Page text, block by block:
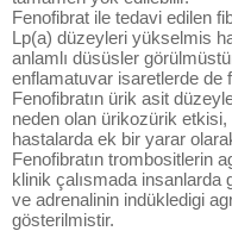
Fenofibrat ile tedavi edilen
Lp(a) düzeyleri yükselmis
anlamlı düsüsler
enflamatuvar isaretlerde de
Fenofibratın ürik asit
neden olan ürikozürik
hastalarda ek bir yarar
Fenofibratın trombositlerin
klinik çalısmada insanlarda
ve adrenalinin indükledigi
gösterilmistir.